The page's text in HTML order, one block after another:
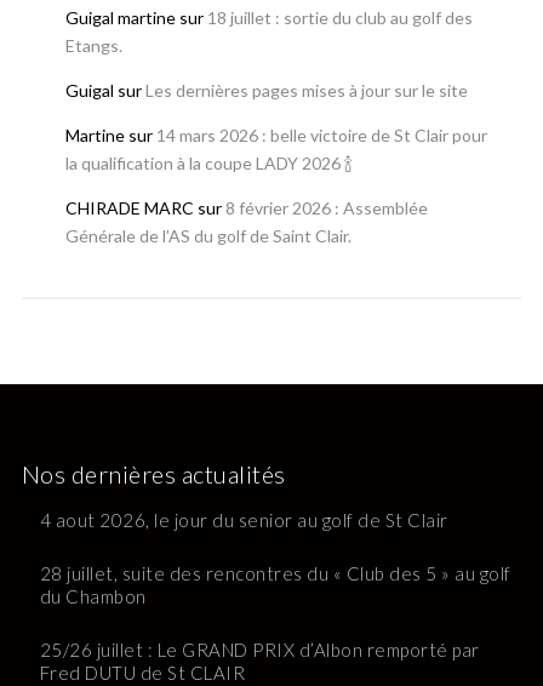
Guigal martinesur 18 juillet : sortie du club au golf des
Etangs.
Guigal surLes dernières pages mises à jour sur le site
Martinesur 14 mars 2026 : belle victoire de St Clair pour
la qualification à la coupe LADY 2026 🍾
CHIRADE MARC sur 8 février 2026 : Assemblée
Générale de l’AS du golf de Saint Clair.
Nos dernières actualités
4 aout 2026, le jour du senior au golf de St Clair
28 juillet, suite des rencontres du « Club des 5 » au golf
du Chambon
25/26 juillet : Le GRAND PRIX d’Albon remporté par
Fred DUTU de St CLAIR